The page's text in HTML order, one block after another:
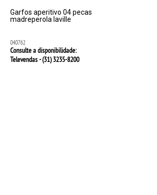
Garfos aperitivo 04 pecas
madreperola laville
040762
Consulte a disponibilidade:
Televendas - (31)3235-8200